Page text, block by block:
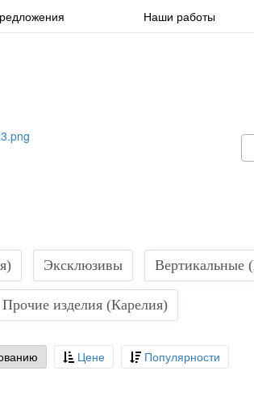
Наши работы
Эксклюзивы Вертикальные
Прочие изделия (Карелия)
Цене Популярности